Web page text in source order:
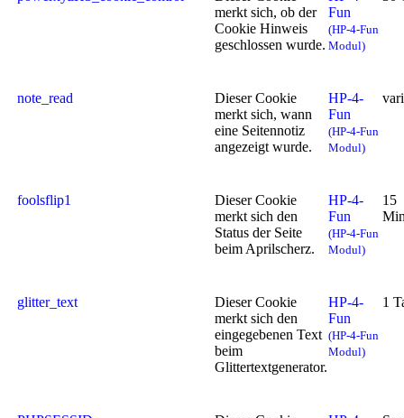
merkt sich, ob der
Cookie Hinweis
geschlossen wurde.
Fun
(HP-4-Fun
Modul)
note_read
Dieser Cookie
merkt sich, wann
eine Seitennotiz
angezeigt wurde.
HP-4-
Fun
(HP-4-Fun
Modul)
foolsflip1
Dieser Cookie
merkt sich den
Status der Seite
beim Aprilscherz.
HP-4-
Fun
(HP-4-Fun
Modul)
15
glitter_text
Dieser Cookie
merkt sich den
eingegebenen Text
beim
Glittertextgenerator.
HP-4-
Fun
(HP-4-Fun
Modul)
1